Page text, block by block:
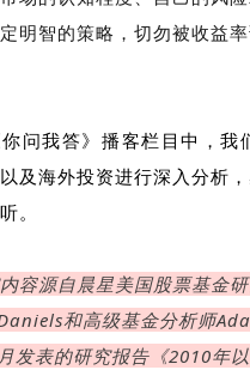
明智的策略，切勿被收益
问我答》播客栏目中，我
及海外投资进行深入分析
。
容源自晨星美国股票基金
和高级基金分析师
发表的研究报告《2010年